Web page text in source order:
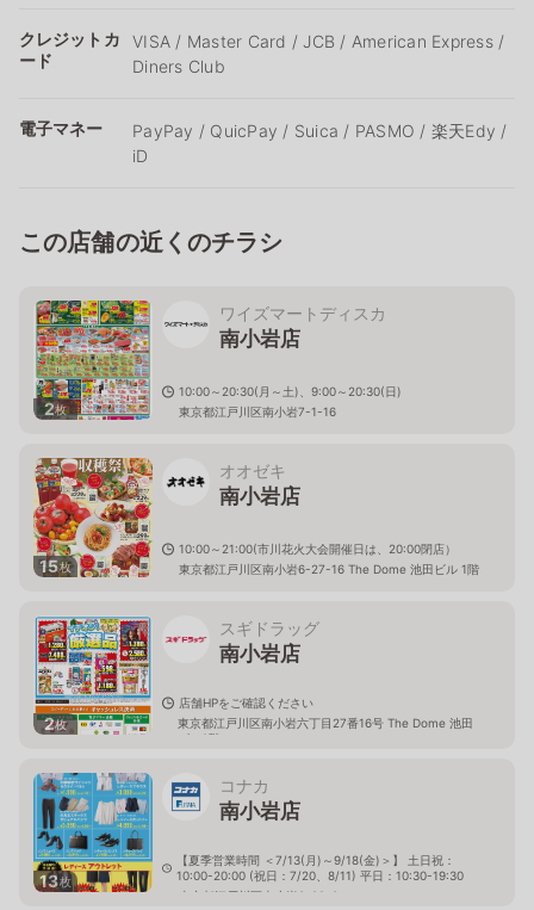
クレジットカ
ード
VISA / Master Card / JCB / American Express /
Diners Club
電子マネー
PayPay / QuicPay / Suica / PASMO / 楽天Edy /
iD
この店舗の近くのチラシ
2枚
ワイズマートディスカ
南小岩店
10:00～20:30(月～土)、9:00～20:30(日)
東京都江戸川区南小岩7-1-16
15枚
オオゼキ
南小岩店
10:00～21:00(市川花火大会開催日は、20:00閉店）
東京都江戸川区南小岩6-27-16 The Dome 池田ビル 1階
2枚
スギドラッグ
南小岩店
店舗HPをご確認ください
東京都江戸川区南小岩六丁目27番16号 The Dome 池田
ビル2階
13枚
コナカ
南小岩店
【夏季営業時間 ＜7/13(月)～9/18(金)＞】 土日祝：
10:00-20:00 (祝日：7/20、8/11) 平日：10:30-19:30
東京都江戸川区南小岩3-29-8